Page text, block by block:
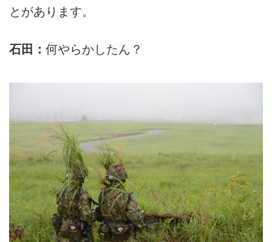
とがあります。
石田： 何やらかしたん？